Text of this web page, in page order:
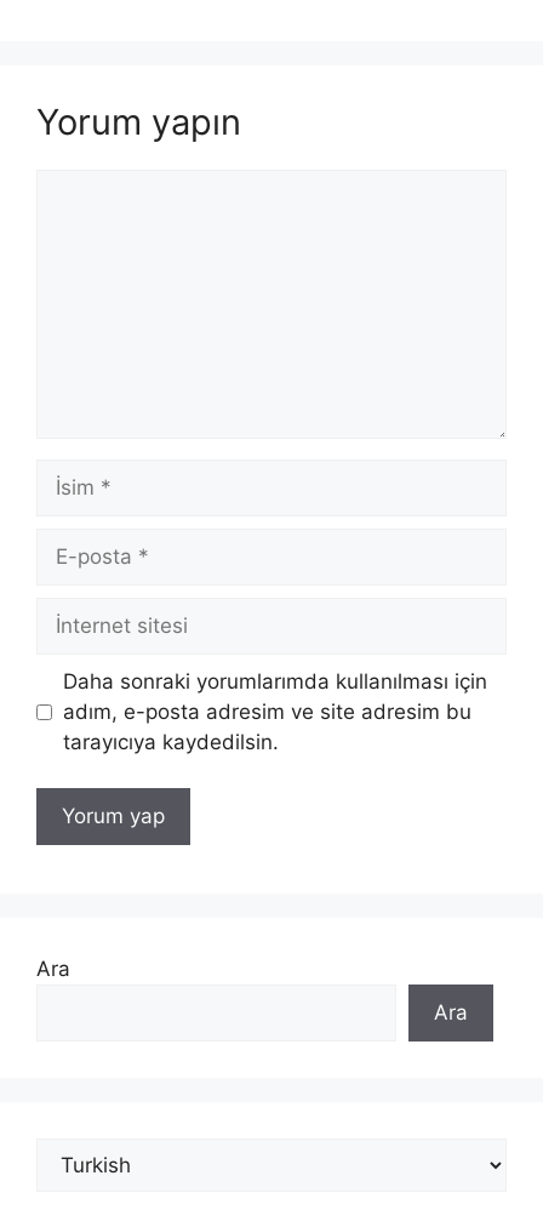
Yorum yapın
İsim
posta
İnternet
sitesi
Daha sonraki yorumlarımda kullanılması için
adım, e-posta adresim ve site adresim bu
tarayıcıya kaydedilsin.
Ara
Ara